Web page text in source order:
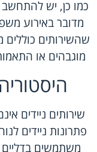
כמו כן, יש
מדובר באירוע
שהשירותים כוללים
מוגבהים או
שירותים ניידים
פתרונות ניידים
משתמשים